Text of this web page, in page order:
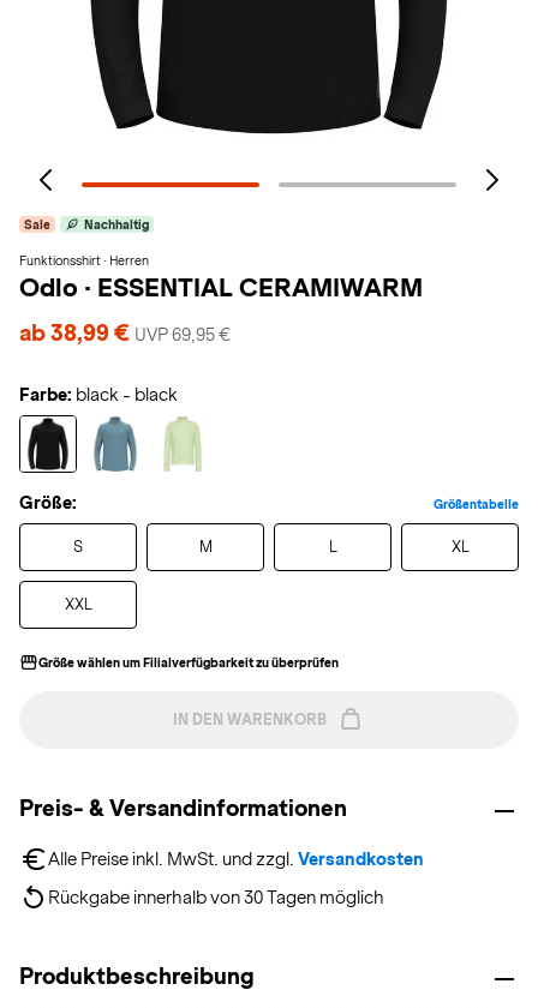
Sale Nachhaltig
Funktionsshirt · Herren
Odlo · ESSENTIAL CERAMIWARM
ab 38,99 € UVP 69,95 €
Farbe: black - black
Größe: Größentabelle
S M L XL
XXL
Größe wählen um Filialverfügbarkeit zu überprüfen
IN DEN WARENKORB
Preis- & Versandinformationen
Alle Preise inkl. MwSt. und zzgl. Versandkosten
Rückgabe innerhalb von 30 Tagen möglich
Produktbeschreibung